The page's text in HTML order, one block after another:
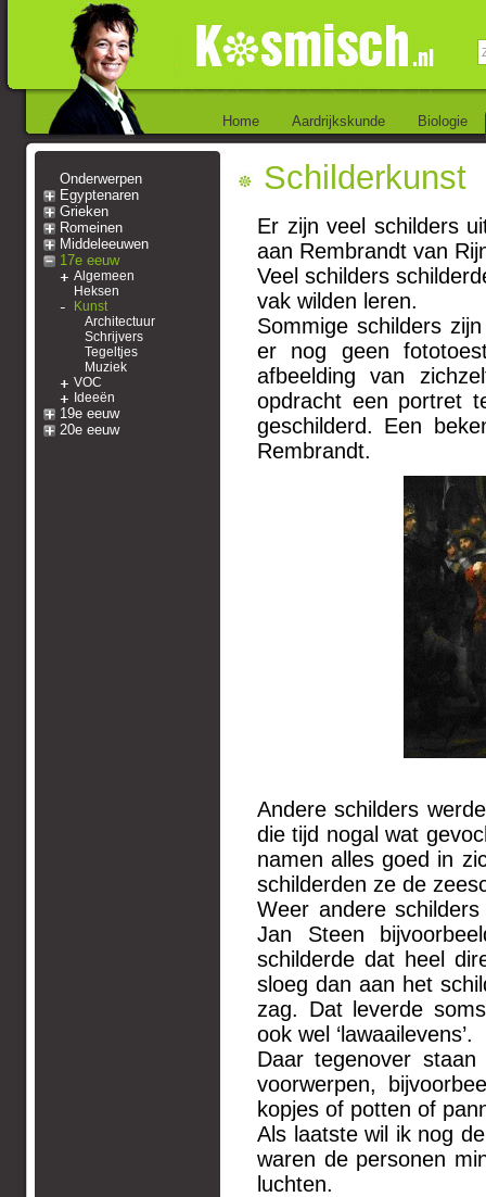
Home Aardrijkskunde Biologie
Onderwerpen
Egyptenaren
Grieken
Romeinen
Middeleeuwen
17e eeuw
Algemeen
Heksen
Kunst
Architectuur
Schrijvers
Tegeltjes
Muziek
VOC
Ideeën
19e eeuw
20e eeuw
Schilderkunst
Er zijn veel schilders
aan Rembrandt van
Veel schilders
vak wilden leren.
Sommige schilders
er nog geen
afbeelding van
opdracht een portret
geschilderd. Een
Rembrandt.
Andere schilders
die tijd nogal wat
namen alles goed in
schilderden ze de
Weer andere
Jan Steen
schilderde dat heel
sloeg dan aan het
zag. Dat leverde
ook wel ‘lawaailevens’.
Daar tegenover
voorwerpen,
kopjes of potten of
Als laatste wil ik nog
waren de personen
luchten.